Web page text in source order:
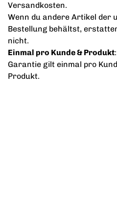
Versandkosten.
Wenn du andere Artikel der
Bestellung behältst,
nicht.
Einmal pro Kunde & Produkt
Garantie gilt einmal pro
Produkt.